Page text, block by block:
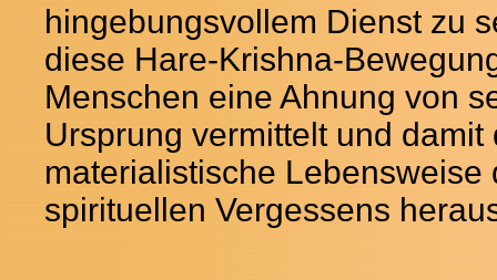
hingebungsvollem Dienst zu
diese Hare-Krishna-
Menschen eine Ahnung von
Ursprung vermittelt und damit
materialistische Lebensweise
spirituellen Vergessens